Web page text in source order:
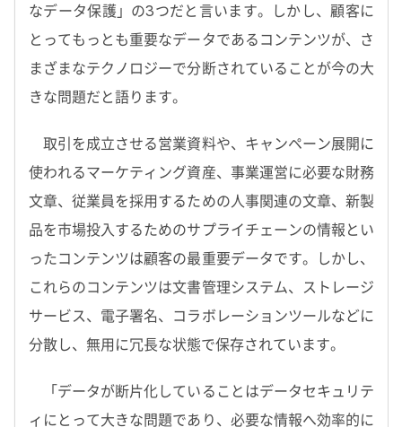
なデータ保護」の3つだと言います。しかし、顧客に
とってもっとも重要なデータであるコンテンツが、さ
まざまなテクノロジーで分断されていることが今の大
きな問題だと語ります。
取引を成立させる営業資料や、キャンペーン展開に
使われるマーケティング資産、事業運営に必要な財務
文章、従業員を採用するための人事関連の文章、新製
品を市場投入するためのサプライチェーンの情報とい
ったコンテンツは顧客の最重要データです。しかし、
これらのコンテンツは文書管理システム、ストレージ
サービス、電子署名、コラボレーションツールなどに
分散し、無用に冗長な状態で保存されています。
「データが断片化していることはデータセキュリテ
ィにとって大きな問題であり、必要な情報へ効率的に